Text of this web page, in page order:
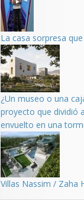
La casa sorpresa
¿Un museo o una
proyecto que dividió
envuelto en una
Villas Nassim / Zaha